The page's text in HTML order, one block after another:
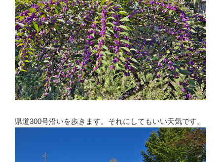
県道300号沿いを歩きます。それにしてもいい天気です。